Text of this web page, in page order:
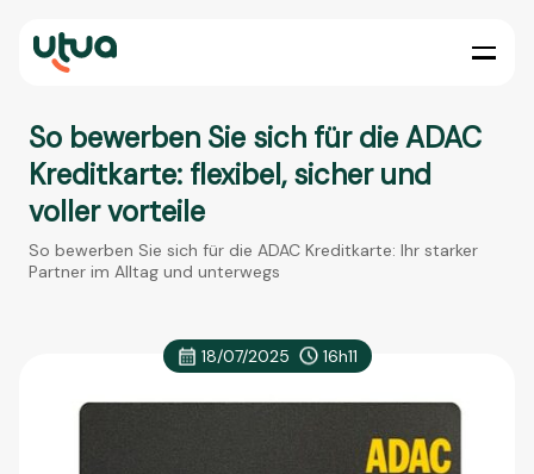
So bewerben Sie sich für die ADAC
Kreditkarte: flexibel, sicher und
voller vorteile
So bewerben Sie sich für die ADAC Kreditkarte: Ihr starker
Partner im Alltag und unterwegs
18/07/2025 16h11